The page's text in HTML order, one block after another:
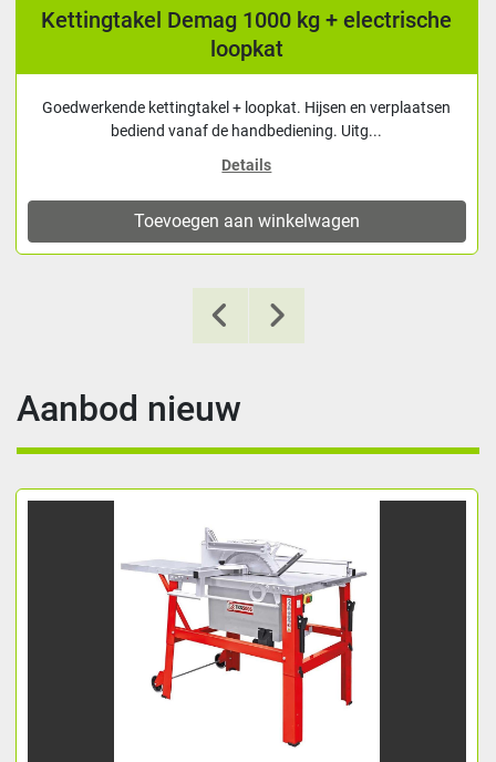
Kettingtakel Demag 1000 kg + electrische
loopkat
Goedwerkende kettingtakel + loopkat. Hijsen en verplaatsen
bediend vanaf de handbediening. Uitg...
Details
Toevoegen aan winkelwagen
Aanbod nieuw